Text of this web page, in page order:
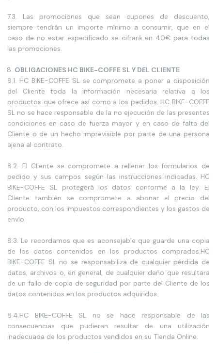
7.3. Las promociones que sean cupones de descuento,
siempre tendrán un importe mínimo a consumir, que en el
caso de no estar especificado se cifrará en 40€ para todas
las promociones.
OBLIGACIONES HC BIKE-COFFE SL Y DEL CLIENTE
8.1. HC BIKE-COFFE SL se compromete a poner a disposición
del Cliente toda la información necesaria relativa a los
productos que ofrece así como a los pedidos. HC BIKE-COFFE
SL no se hace responsable de la no ejecución de las presentes
condiciones en caso de fuerza mayor y en caso de falta del
Cliente o de un hecho imprevisible por parte de una persona
ajena al contrato.
8.2. El Cliente se compromete a rellenar los formularios de
pedido y sus campos según las instrucciones indicadas. HC
BIKE-COFFE SL protegerá los datos conforme a la ley. El
Cliente también se compromete a abonar el precio del
producto, con los impuestos correspondientes y los gastos de
envío.
8.3. Le recordamos que es aconsejable que guarde una copia
de los datos contenidos en los productos comprados.HC
BIKE-COFFE SL no se responsabiliza de cualquier pérdida de
datos, archivos o, en general, de cualquier daño que resultara
de un fallo de copia de seguridad por parte del Cliente de los
datos contenidos en los productos adquiridos.
8.4.HC BIKE-COFFE SL no se hace responsable de las
consecuencias que pudieran resultar de una utilización
inadecuada de los productos vendidos en su Tienda Online.